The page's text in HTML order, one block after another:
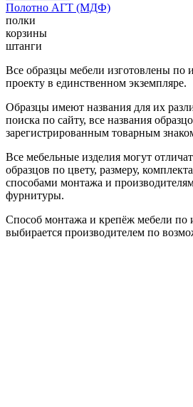
Полотно АГТ (МДФ)
полки
корзины
штанги
Все образцы мебели изготовлены по
проекту в единственном экземпляре.
Образцы имеют названия для их
поиска по сайту, все названия
зарегистрированным товарным
Все мебельные изделия могут
образцов по цвету, размеру,
способами монтажа и
фурнитуры.
Способ монтажа и крепёж мебели по
выбирается производителем по